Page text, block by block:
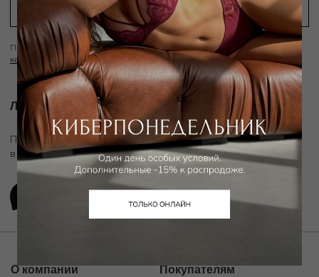
Подписываясь на рассылку вы соглашаетесь с условиямиПолитики
конфиденциальности
Личный ассистент.
Подключите личного ассистента "Дикой Орхидеи"
в удобном мессенджере
О компании Покупателям